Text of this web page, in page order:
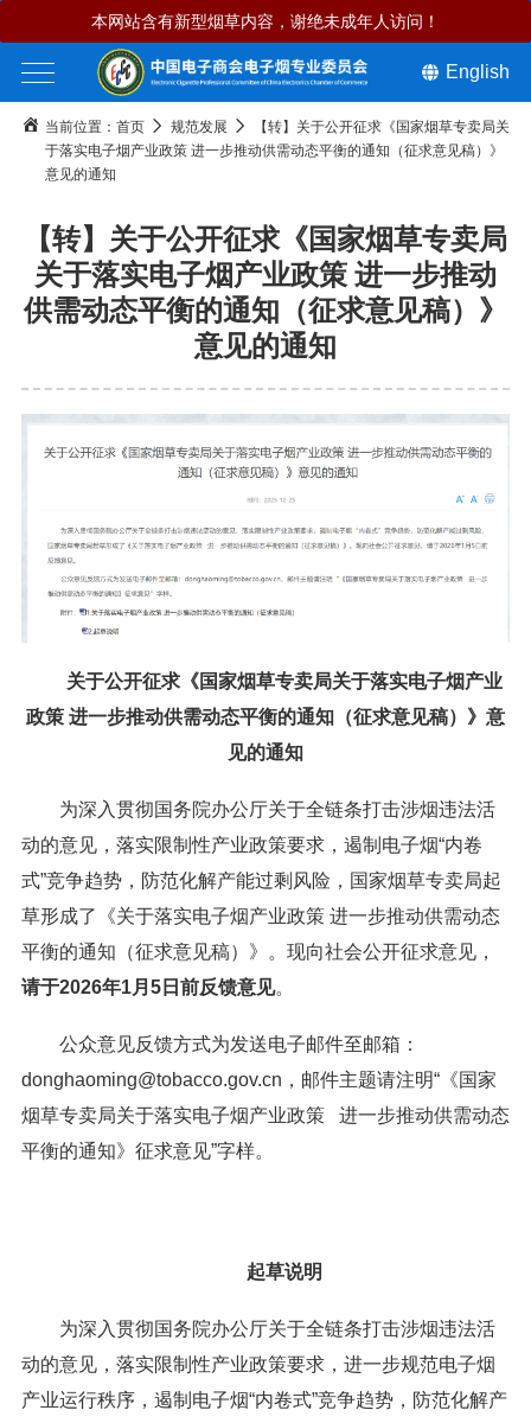
English
本网站含有新型烟草内容，谢绝未成年人访问！
当前位置： 首页 规范发展
【转】关于公开征求《国家烟草专卖局关
于落实电子烟产业政策 进一步推动供需动态平衡的通知（征求意见稿）》
意见的通知
【转】关于公开征求《国家烟草专卖局
关于落实电子烟产业政策 进一步推动
供需动态平衡的通知（征求意见稿）》
意见的通知
关于公开征求《国家烟草专卖局关于落实电子烟产业
政策 进一步推动供需动态平衡的通知（征求意见稿）》意
见的通知
为深入贯彻国务院办公厅关于全链条打击涉烟违法活
动的意见，落实限制性产业政策要求，遏制电子烟“内卷
式”竞争趋势，防范化解产能过剩风险，国家烟草专卖局起
草形成了《关于落实电子烟产业政策 进一步推动供需动态
平衡的通知（征求意见稿）》。现向社会公开征求意见，
请于2026年1月5日前反馈意见。
公众意见反馈方式为发送电子邮件至邮箱：
donghaoming@tobacco.gov.cn，邮件主题请注明“《国家
烟草专卖局关于落实电子烟产业政策 进一步推动供需动态
平衡的通知》征求意见”字样。
起草说明
为深入贯彻国务院办公厅关于全链条打击涉烟违法活
动的意见，落实限制性产业政策要求，进一步规范电子烟
产业运行秩序，遏制电子烟“内卷式”竞争趋势，防范化解产